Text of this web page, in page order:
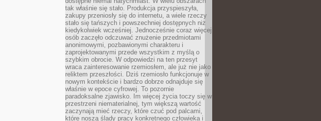
tak właśnie się stało. Produkcja przyspieszyła,
zakupy przeniosły się do internetu, a wiele rzeczy
stało się tańszych i powszechniej dostępnych niż
kiedykolwiek wcześniej. Jednocześnie coraz więcej
osób zaczęło odczuwać znużenie przedmiotami
anonimowymi, pozbawionymi charakteru i
zaprojektowanymi przede wszystkim z myślą o
szybkim obrocie. W odpowiedzi na ten przesyt
wraca zainteresowanie rzemiosłem, ale już nie jako
reliktem przeszłości. Dziś rzemiosło funkcjonuje w
nowym kontekście i bardzo dobrze odnajduje się
właśnie w epoce cyfrowej. To pozornie
paradoksalne zjawisko. Im więcej życia toczy się w
przestrzeni niematerialnej, tym większą wartość
zaczynają mieć rzeczy, które czuć pod palcami,
które noszą ślady pracy konkretnego człowieka i